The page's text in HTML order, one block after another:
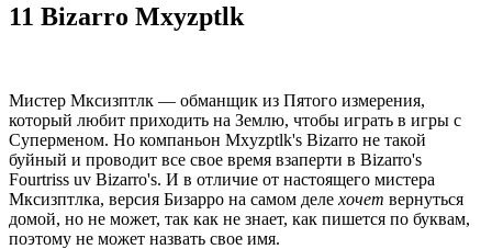
11 Bizarro Mxyzptlk
Мистер Мксизптлк — обманщик из Пятого измерения,
который любит приходить на Землю, чтобы играть в игры с
Суперменом. Но компаньон Mxyzptlk's Bizarro не такой
буйный и проводит все свое время взаперти в Bizarro's
Fourtriss uv Bizarro's. И в отличие от настоящего мистера
Мксизптлка, версия Бизарро на самом деле хочет вернуться
домой, но не может, так как не знает, как пишется по буквам,
поэтому не может назвать свое имя.